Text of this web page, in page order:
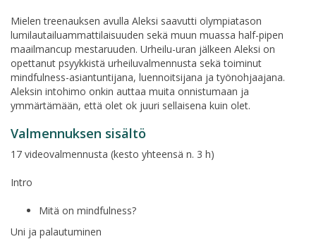
Mielen treenauksen avulla Aleksi saavutti olympiatason
lumilautailuammattilaisuuden sekä muun muassa half-pipen
maailmancup mestaruuden. Urheilu-uran jälkeen Aleksi on
opettanut psyykkistä urheiluvalmennusta sekä toiminut
mindfulness-asiantuntijana, luennoitsijana ja työnohjaajana.
Aleksin intohimo onkin auttaa muita onnistumaan ja
ymmärtämään, että olet ok juuri sellaisena kuin olet.
Valmennuksen sisältö
17 videovalmennusta (kesto yhteensä n. 3 h)
Intro
Mitä on mindfulness?
Uni ja palautuminen